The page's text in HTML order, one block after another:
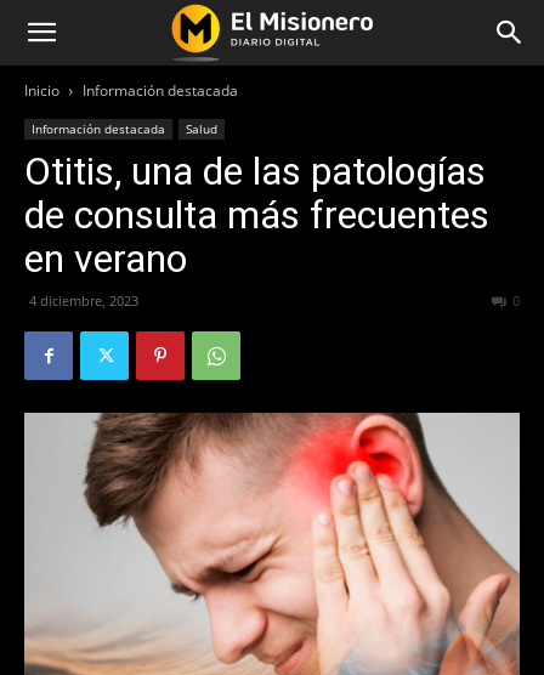
Inicio Información destacada
Información destacada Salud
Otitis, una de las patologías
de consulta más frecuentes
en verano
4 diciembre, 2023 0